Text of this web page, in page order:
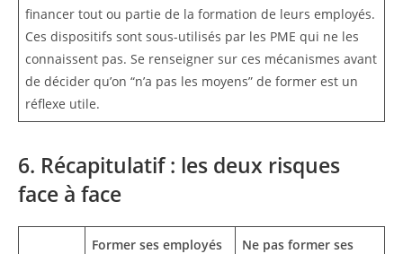
financer tout ou partie de la formation de leurs employés.
Ces dispositifs sont sous-utilisés par les PME qui ne les
connaissent pas. Se renseigner sur ces mécanismes avant
de décider qu’on “n’a pas les moyens” de former est un
réflexe utile.
6. Récapitulatif : les deux risques
face à face
Former ses employés
Ne pas former ses